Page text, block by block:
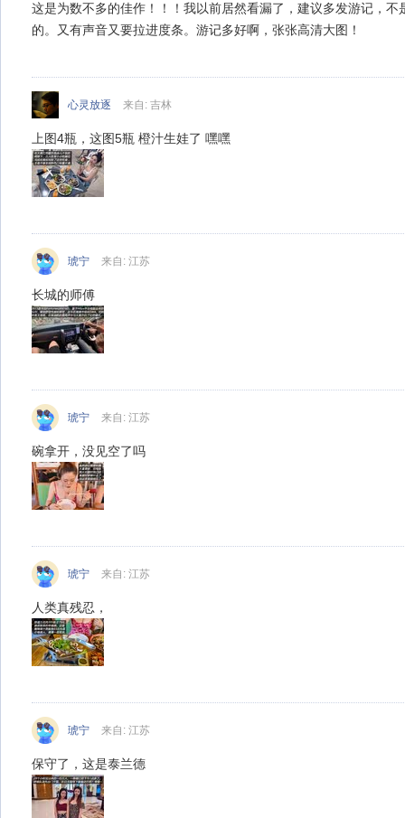
这是为数不多的佳作！！！我以前居然看漏了，建议多发游记，不
的。又有声音又要拉进度条。游记多好啊，张张高清大图！
心灵放逐 来自: 吉林
上图4瓶，这图5瓶 橙汁生娃了 嘿嘿
琥宁 来自: 江苏
长城的师傅
琥宁 来自: 江苏
碗拿开，没见空了吗
琥宁 来自: 江苏
人类真残忍，
琥宁 来自: 江苏
保守了，这是泰兰德